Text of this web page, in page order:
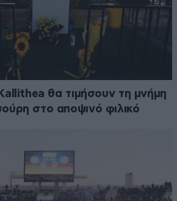
θα τιμήσουν τη μνήμη
στο αποψινό φιλικό